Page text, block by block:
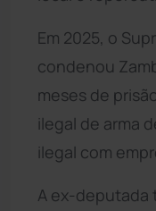
Em 2025, o
condenou
meses de
ilegal de arma
ilegal com
A ex-deputada